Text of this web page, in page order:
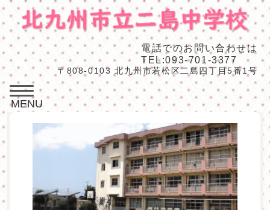
電話でのお問い合わせは
TEL:093-701-3377
〒808-0103 北九州市若松区二島四丁目5番1号
MENU